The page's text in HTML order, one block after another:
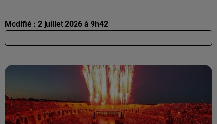
Modifié : 2 juillet 2026 à 9h42